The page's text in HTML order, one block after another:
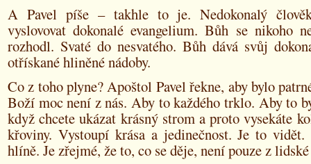
A Pavel píše – takhle to je. Nedokonalý
vyslovovat dokonalé evangelium. Bůh se nikoho
rozhodl. Svaté do nesvatého. Bůh dává svůj
otřískané hliněné nádoby.
Co z toho plyne? Apoštol Pavel řekne, aby bylo
Boží moc není z nás. Aby to každého trklo. Aby to
když chcete ukázat krásný strom a proto vysekáte
křoviny. Vystoupí krása a jedinečnost. Je to
hlíně. Je zřejmé, že to, co se děje, není pouze z